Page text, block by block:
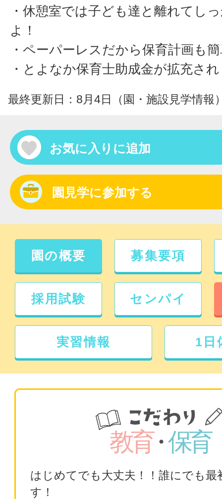
・休憩室では子ども達と離れてし
よ！
・ペーパーレスだから保育計画も
・とよなか保育士助成金が拡充さ
最終更新日：8月4日（園・施設見学情報
お気に入りに追加
園見学に参加する
園の概要 募集要項
採用試験 センパイ
実習情報 1日
はじめてでも大丈夫！！誰にでも最
す！